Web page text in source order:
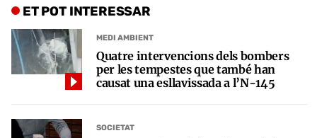
ET POT INTERESSAR
MEDI AMBIENT
Quatre intervencions dels bombers
per les tempestes que també han
causat una esllavissada a l’N-145
SOCIETAT